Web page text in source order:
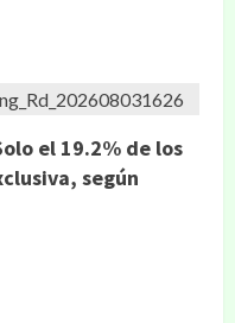
el 19.2% de los
según